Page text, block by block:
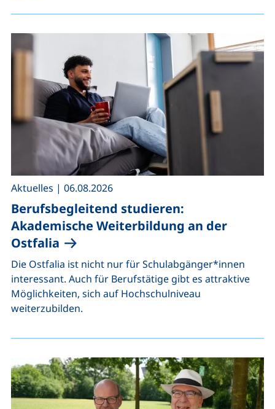
Berufsbegleitend studieren:
Akademische Weiterbildung an der
Ostfalia
Aktuelles | 06.08.2026
Die Ostfalia ist nicht nur für Schulabgänger*innen
interessant. Auch für Berufstätige gibt es attraktive
Möglichkeiten, sich auf Hochschulniveau
weiterzubilden.